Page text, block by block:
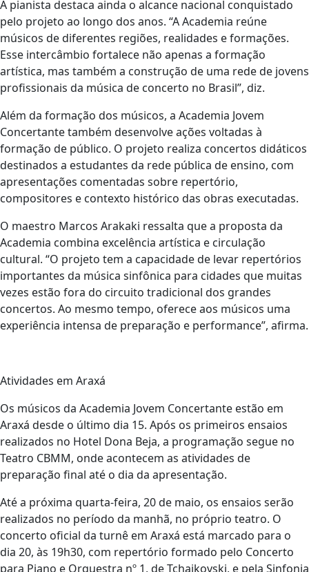
A pianista destaca ainda o alcance nacional conquistado
pelo projeto ao longo dos anos. “A Academia reúne
músicos de diferentes regiões, realidades e formações.
Esse intercâmbio fortalece não apenas a formação
artística, mas também a construção de uma rede de jovens
profissionais da música de concerto no Brasil”, diz.
Além da formação dos músicos, a Academia Jovem
Concertante também desenvolve ações voltadas à
formação de público. O projeto realiza concertos didáticos
destinados a estudantes da rede pública de ensino, com
apresentações comentadas sobre repertório,
compositores e contexto histórico das obras executadas.
O maestro Marcos Arakaki ressalta que a proposta da
Academia combina excelência artística e circulação
cultural. “O projeto tem a capacidade de levar repertórios
importantes da música sinfônica para cidades que muitas
vezes estão fora do circuito tradicional dos grandes
concertos. Ao mesmo tempo, oferece aos músicos uma
experiência intensa de preparação e performance”, afirma.
Atividades em Araxá
Os músicos da Academia Jovem Concertante estão em
Araxá desde o último dia 15. Após os primeiros ensaios
realizados no Hotel Dona Beja, a programação segue no
Teatro CBMM, onde acontecem as atividades de
preparação final até o dia da apresentação.
Até a próxima quarta-feira, 20 de maio, os ensaios serão
realizados no período da manhã, no próprio teatro. O
concerto oficial da turnê em Araxá está marcado para o
dia 20, às 19h30, com repertório formado pelo Concerto
para Piano e Orquestra nº 1, de Tchaikovski, e pela Sinfonia